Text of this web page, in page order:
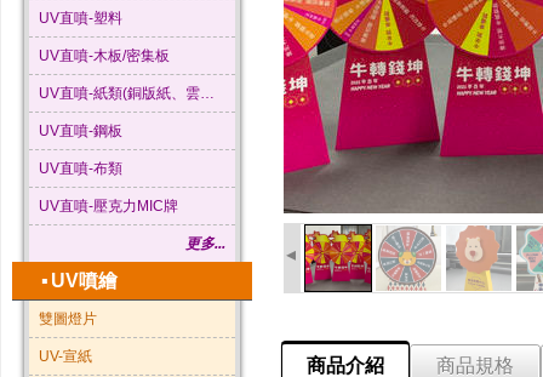
UV直噴-塑料
UV直噴-木板/密集板
UV直噴-紙類(銅版紙、雲彩紙…等)
UV直噴-鋼板
UV直噴-布類
UV直噴-壓克力MIC牌
更多...
▪ UV噴繪
雙圖燈片
UV-宣紙
◂
商品介紹 商品規格